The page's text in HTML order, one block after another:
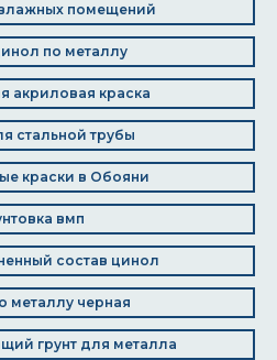
помещений
по металлу
акриловая краска
стальной трубы
краски в Обояни
вмп
состав цинол
металлу черная
грунт для металла